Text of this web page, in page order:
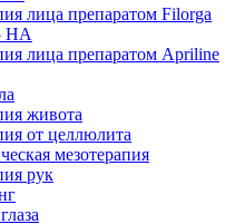
лица препаратом Filorga
HA
лица препаратом Apriline
живота
от целлюлита
мезотерапия
рук